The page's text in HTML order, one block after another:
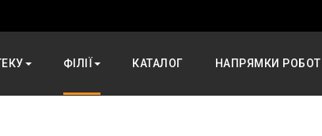
ФІЛІЇ КАТАЛОГ НАПРЯМКИ